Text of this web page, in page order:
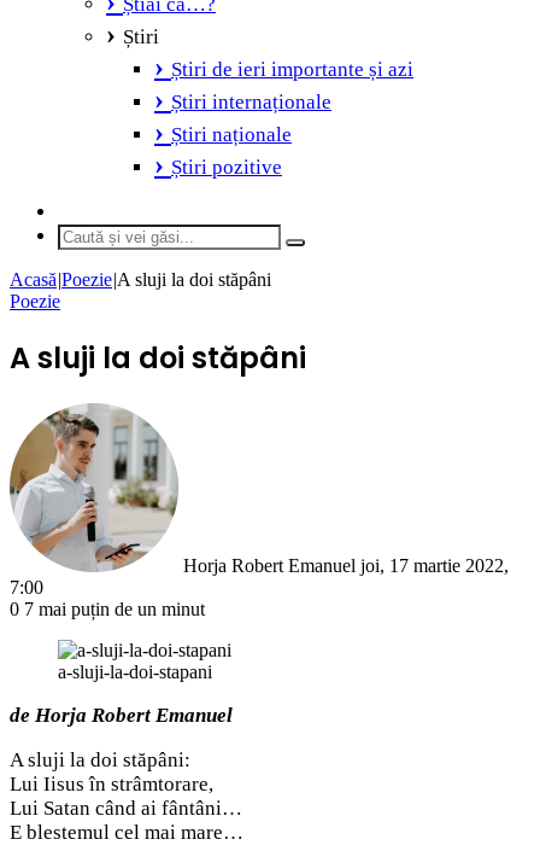
Știri
Știri de ieri importante și azi
Știri internaționale
Știri naționale
Știri pozitive
skin
Caută
Acasă|Poezie|A sluji la doi stăpâni
Poezie
A sluji la doi stăpâni
Horja Robert Emanuel joi, 17 martie 2022,
7:00
0 7 mai puțin de un minut
a-sluji-la-doi-stapani
de Horja Robert Emanuel
A sluji la doi stăpâni:
Lui Iisus în strâmtorare,
Lui Satan când ai fântâni…
E blestemul cel mai mare…